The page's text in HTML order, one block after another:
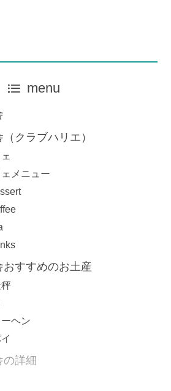
menu
クラブハリエ）
メニュー
おすすめのお土産
ヘン
の詳細